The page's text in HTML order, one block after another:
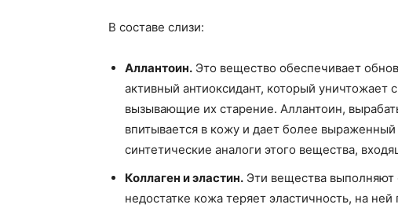
В составе слизи:
Аллантоин. Это вещество обеспечивает
активный антиоксидант, который
вызывающие их старение. Аллантоин,
впитывается в кожу и дает более
синтетические аналоги этого вещества,
Коллаген и эластин. Эти вещества
недостатке кожа теряет эластичность, на